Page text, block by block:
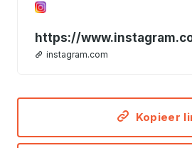
https://
instagram.com
Kopieer